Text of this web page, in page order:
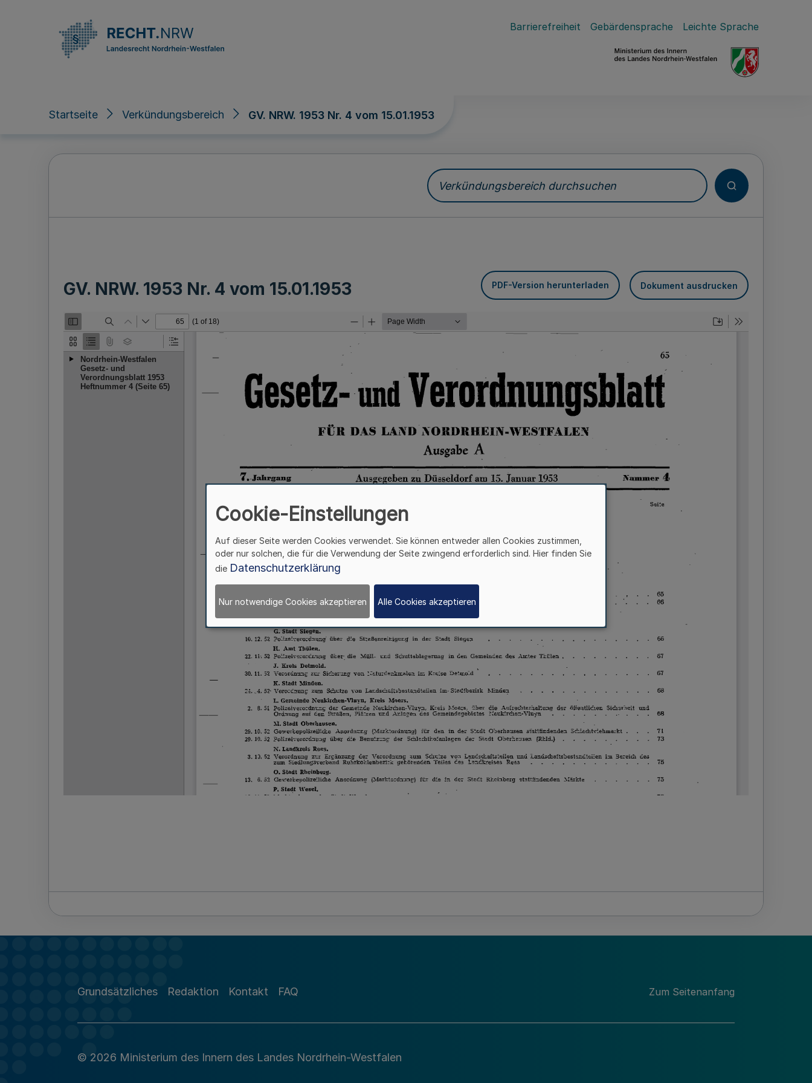
Barrierefreiheit Gebärdensprache Leichte Sprache
Startseite Verkündungsbereich GV. NRW. 1953 Nr. 4 vom 15.01.1953
Verkündungsbereich durchsuchen
GV. NRW. 1953 Nr. 4 vom 15.01.1953 PDF-Version herunterladen Dokument ausdrucken
Grundsätzliches Redaktion Kontakt FAQ Zum Seitenanfang
© 2026 Ministerium des Innern des Landes Nordrhein-Westfalen
Cookie-Einstellungen
Auf dieser Seite werden Cookies verwendet. Sie können entweder allen Cookies zustimmen,
oder nur solchen, die für die Verwendung der Seite zwingend erforderlich sind. Hier finden Sie
die Datenschutzerklärung
Nur notwendige Cookies akzeptieren Alle Cookies akzeptieren